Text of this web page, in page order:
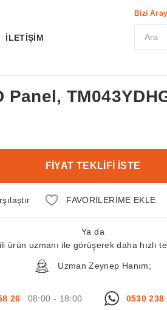
İLETİŞİM
Bizi
Panel,
FİYAT TEKLİFİ İSTE
Ya da
ürün uzmanı ile görüşerek daha hızlı
Uzman Zeynep Hanım;
26 08:00 - 18:00 0530 238